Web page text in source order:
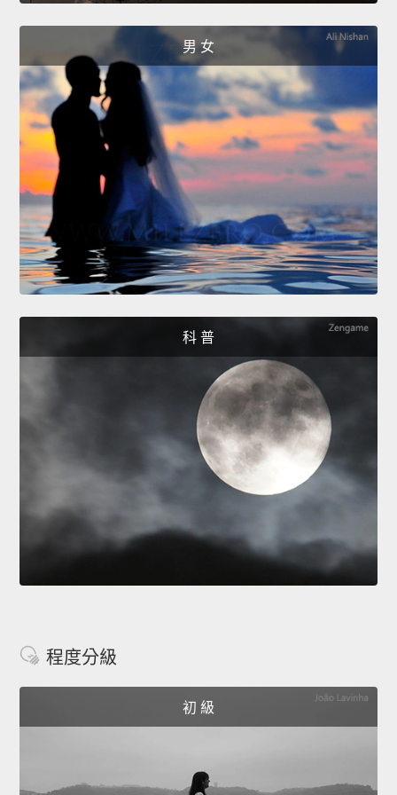
男 女
科 普
程度分級
初 級